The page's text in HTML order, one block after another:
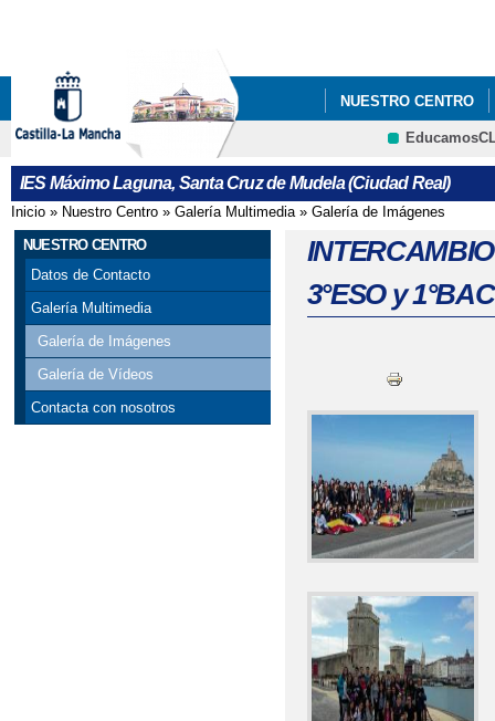
NUESTRO CENTRO
DEPARTAMENTOS
IES Máximo Laguna, Santa Cruz de Mudela (Ciudad Real)
Se encuentra usted aquí
Inicio » Nuestro Centro » Galería Multimedia» Galería de Imágenes
NUESTRO CENTRO
Datos de Contacto
Galería Multimedia
Galería de Imágenes
Galería de Vídeos
Contacta con nosotros
3°ESO y